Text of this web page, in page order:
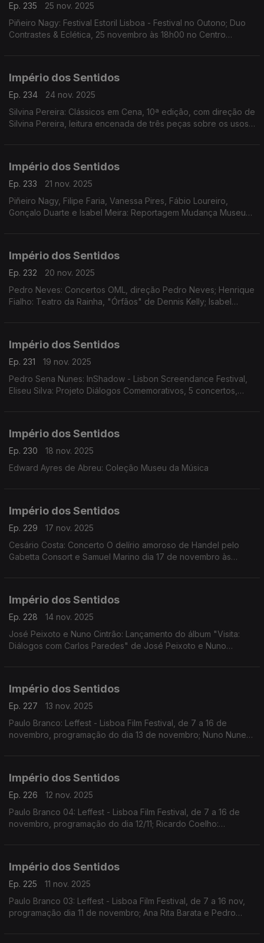
Ep. 235
25 nov. 2025
Piñeiro Nagy: Festival Estoril Lisboa - Festival no Outono; Duo
Contrastes & Eclética, 25 novembro às 18h00 no Centro
Império dos Sentidos
Ep. 234
24 nov. 2025
Silvina Pereira: Clássicos em Cena, 10ª edição, com direção de
Silvina Pereira, leitura encenada de três peças sobre os usos
Império dos Sentidos
Ep. 233
21 nov. 2025
Piñeiro Nagy, Filipe Faria, Vanessa Pires, Fábio Loureiro,
Gonçalo Duarte e Isabel Meira: Reportagem Mudança Museu
Império dos Sentidos
Ep. 232
20 nov. 2025
Pedro Neves: Concertos OML, direção Pedro Neves; Henrique
Fialho: Teatro da Rainha, "Órfãos" de Dennis Kelly; Isabel
Império dos Sentidos
Ep. 231
19 nov. 2025
Pedro Sena Nunes: InShadow - Lisbon Screendance Festival,
Eliseu Silva: Projeto Diálogos Comemorativos, 5 concertos,
Império dos Sentidos
Ep. 230
18 nov. 2025
Edward Ayres de Abreu: Coleção Museu da Música
Império dos Sentidos
Ep. 229
17 nov. 2025
Cesário Costa: Concerto O delírio amoroso de Handel pelo
Gabetta Consort e Samuel Marino dia 17 de novembro às
Império dos Sentidos
Ep. 228
14 nov. 2025
José Peixoto e Nuno Cintrão: Lançamento do álbum "Visita:
Diálogos com Carlos Paredes" de José Peixoto e Nuno
Império dos Sentidos
Ep. 227
13 nov. 2025
Paulo Branco: Leffest - Lisboa Film Festival, de 7 a 16 de
novembro, programação do dia 13 de novembro; Nuno Nunes:
Império dos Sentidos
Ep. 226
12 nov. 2025
Paulo Branco 04: Leffest - Lisboa Film Festival, de 7 a 16 de
novembro, programação do dia 12/11; Ricardo Coelho:
Império dos Sentidos
Ep. 225
11 nov. 2025
Paulo Branco 03: Leffest - Lisboa Film Festival, de 7 a 16 nov,
programação dia 11 de novembro; Ana Rita Barata e Pedro